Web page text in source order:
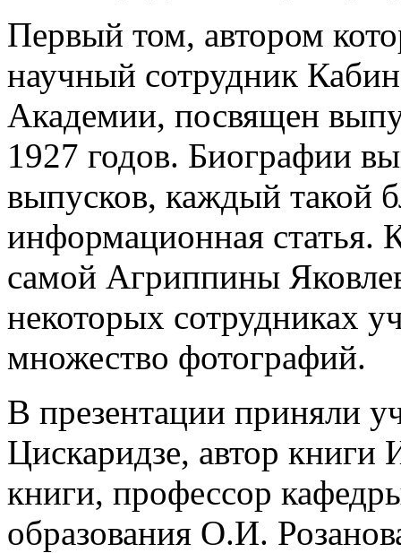
Первый том, автором
научный сотрудник
Академии, посвящен
1927 годов. Биографии
выпусков, каждый такой
информационная статья.
самой Агриппины
некоторых сотрудниках
множество фотографий.
В презентации приняли
Цискаридзе, автор
книги, профессор
образования О.И.